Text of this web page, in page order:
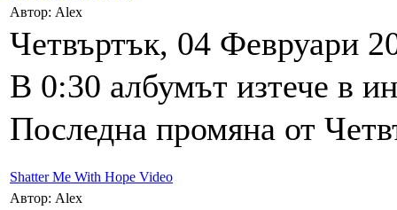
Автор: Alex
Четвъртък, 04 Февруари
В 0:30 албумът изтече в
Последна промяна от
Shatter Me With Hope Video
Автор: Alex